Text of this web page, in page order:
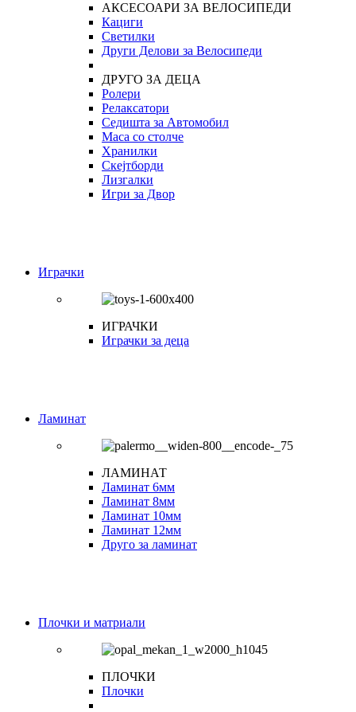
АКСЕСОАРИ ЗА ВЕЛОСИПЕДИ
Кациги
Светилки
Други Делови за Велосипеди
ДРУГО ЗА ДЕЦА
Ролери
Релаксатори
Седишта за Автомобил
Маса со столче
Хранилки
Скејтборди
Лизгалки
Игри за Двор
Играчки
ИГРАЧКИ
Играчки за деца
Ламинат
ЛАМИНАТ
Ламинат 6мм
Ламинат 8мм
Ламинат 10мм
Ламинат 12мм
Друго за ламинат
Плочки и матриали
ПЛОЧКИ
Плочки